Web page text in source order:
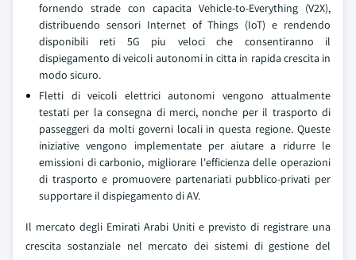
fornendo strade con capacita Vehicle-to-Everything (V2X),
distribuendo sensori Internet of Things (IoT) e rendendo
disponibili reti 5G piu veloci che consentiranno il
dispiegamento di veicoli autonomi in citta in rapida crescita in
modo sicuro.
Fletti di veicoli elettrici autonomi vengono attualmente
testati per la consegna di merci, nonche per il trasporto di
passeggeri da molti governi locali in questa regione. Queste
iniziative vengono implementate per aiutare a ridurre le
emissioni di carbonio, migliorare l'efficienza delle operazioni
di trasporto e promuovere partenariati pubblico-privati per
supportare il dispiegamento di AV.
Il mercato degli Emirati Arabi Uniti e previsto di registrare una
crescita sostanziale nel mercato dei sistemi di gestione del